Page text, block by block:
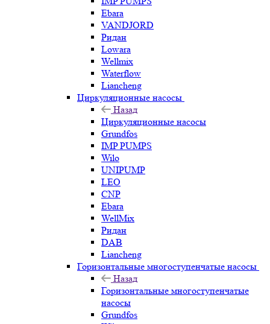
Ebara
VANDJORD
Ридан
Lowara
Wellmix
Waterflow
Liancheng
Циркуляционные насосы
Назад
Циркуляционные насосы
Grundfos
IMP PUMPS
Wilo
UNIPUMP
LEO
CNP
Ebara
WellMix
Ридан
DAB
Liancheng
Горизонтальные многоступенчатые насосы
Назад
Горизонтальные многоступенчатые
насосы
Grundfos